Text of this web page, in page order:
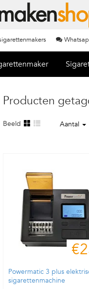
Producten
Beeld Aantal
Powermatic 3 plus
sigarettenmachine